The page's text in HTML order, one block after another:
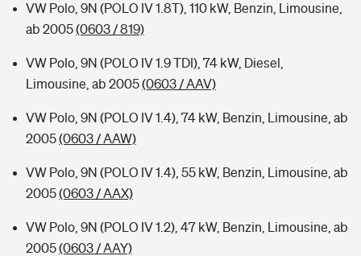
VW Polo, 9N (POLO IV 1.8T), 110 kW, Benzin, Limousine,
ab 2005(0603 / 819)
VW Polo, 9N (POLO IV 1.9 TDI), 74 kW, Diesel,
Limousine, ab 2005(0603 / AAV)
VW Polo, 9N (POLO IV 1.4), 74 kW, Benzin, Limousine, ab
2005(0603 / AAW)
VW Polo, 9N (POLO IV 1.4), 55 kW, Benzin, Limousine, ab
2005(0603 / AAX)
VW Polo, 9N (POLO IV 1.2), 47 kW, Benzin, Limousine, ab
2005(0603 / AAY)